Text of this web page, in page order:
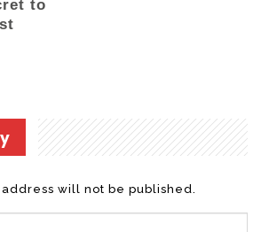
will not be published.